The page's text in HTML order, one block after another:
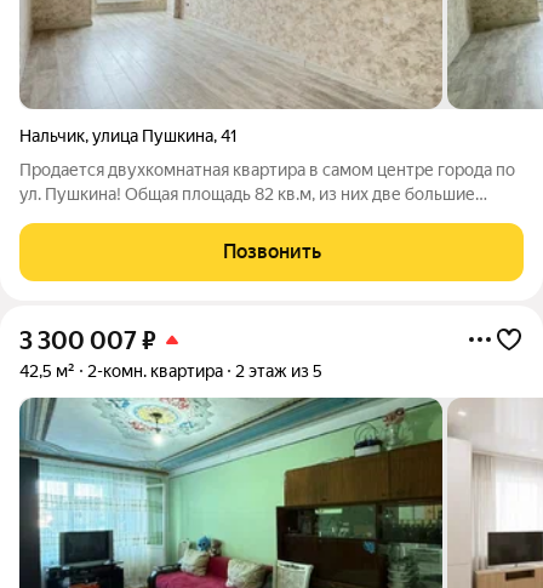
Нальчик,улица Пушкина,41
Продается двухкомнатная квартира в самом центре города по
ул. Пушкина! Общая площадь 82 кв.м, из них две большие
евроремонт из качественных материалов. После ремонта
никто не жил. Квартира
Позвонить
3 300 007₽
42,5 м² 2-комн. квартира 2 этаж из 5